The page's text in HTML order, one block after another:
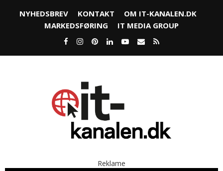
NYHEDSBREV KONTAKT
OM IT-KANALEN.DK
MARKEDSFØRING
IT MEDIA GROUP
Reklame